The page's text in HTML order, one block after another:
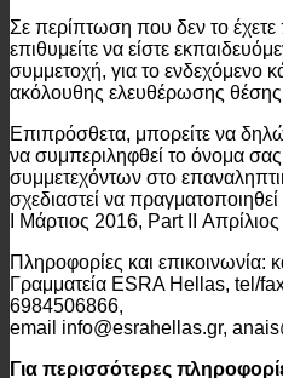
Σε περίπτωση που δεν το έχετε
επιθυμείτε να είστε
συμμετοχή, για το ενδεχόμενο
ακόλουθης ελευθέρωσης
Επιπρόσθετα, μπορείτε να
να συμπεριληφθεί το όνομα
συμμετεχόντων στο
σχεδιαστεί να
I Μάρτιος 2016, Part II
Πληροφορίες και
Γραμματεία ESRA Hellas, tel/
6984506866,
email info@esrahellas.gr,
Για περισσότερες